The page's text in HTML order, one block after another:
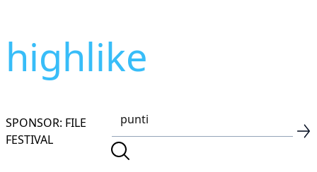
highlike
SPONSOR: FILE
FESTIVAL